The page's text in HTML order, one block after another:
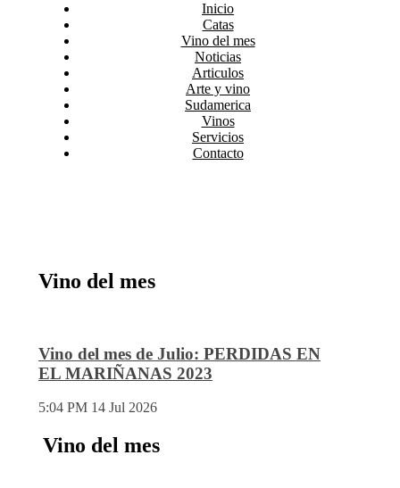
Inicio
Catas
Vino del mes
Noticias
Articulos
Arte y vino
Sudamerica
Vinos
Servicios
Contacto
Vino del mes
Vino del mes de Julio: PERDIDAS EN
EL MARIÑANAS 2023
5:04 PM 14 Jul 2026
Vino del mes